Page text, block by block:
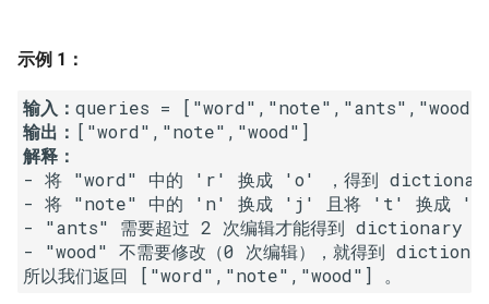
14.2. 剪绳子 II
15. 二进制中 1 的个数
16. 数值的整数次方
17. 打印从 1 到最大的 n 位数
12. 左右两边子数组的和相等
13. 二维子矩阵的和
14. 字符串中的变位词
15. 字符串中的所有变位词
2.4. 分割链表
2.5. 链表求和
2.6. 回文链表
2.7. 链表相交
示例 1：
输入：
输出：
解释：
- 将 "word" 中的 'r' 换成 'o' ，得到 dictionary
- 将 "note" 中的 'n' 换成 'j' 且将 't' 换成 'k'
- "ants" 需要超过 2 次编辑才能得到 dictionary 中
- "wood" 不需要修改（0 次编辑），就得到